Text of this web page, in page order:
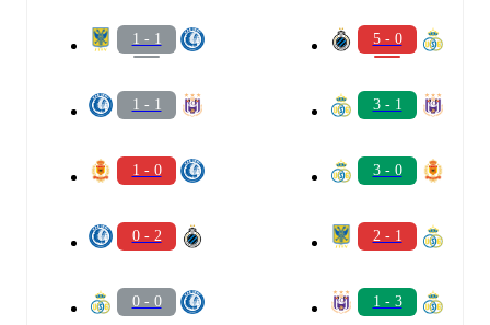
1 - 1
1 - 1
1 - 0
0 - 2
0 - 0
5 - 0
3 - 1
3 - 0
2 - 1
1 - 3